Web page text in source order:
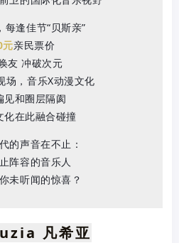
每逢佳节“贝斯亲”
元亲民票价
友 冲破次元
场，音乐X动漫文化
见和圈层隔阂
化在此融合碰撞
的声音在不止：
阵容的音乐人
未听闻的惊喜？
凡希亚